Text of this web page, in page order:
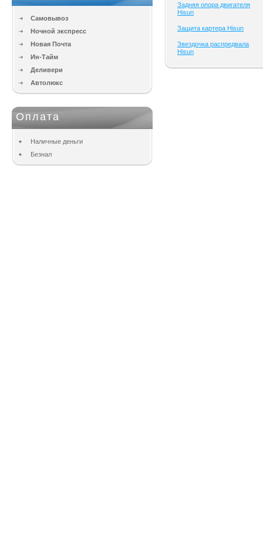
Самовывоз
Ночной экспресс
Новая Почта
Ин-Тайм
Деливери
Автолюкс
Оплата
Наличные деньги
Безнал
Задняя опора двигателя
Hisun
Защита картера Hisun
Звездочка распредвала
Hisun